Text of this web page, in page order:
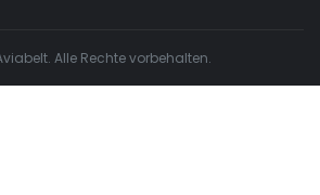
Alle Rechte vorbehalten.